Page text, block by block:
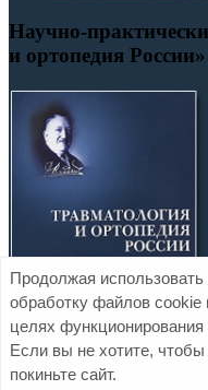
Научно-
и ортопедия России»
Продолжая
обработку файлов cookie
целях функционирования
Если вы не хотите,
покиньте сайт.